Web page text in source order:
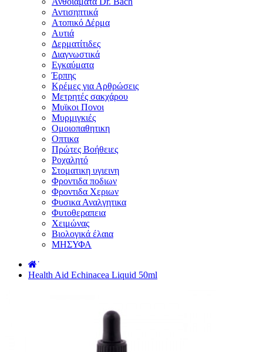
Αντισηπτικά
Ατοπικό Δέρμα
Αυτιά
Δερματίτιδες
Διαγνωστικά
Εγκαύματα
Έρπης
Κρέμες για Αρθρώσεις
Μετρητές σακχάρου
Μυϊκοι Πονοι
Μυρμιγκιές
Ομοιοπαθητικη
Οπτικα
Πρώτες Βοήθειες
Ροχαλητό
Στοματικη υγιεινη
Φροντιδα ποδιων
Φροντιδα Χεριων
Φυσικα Αναλγητικα
Φυτοθεραπεια
Χειμώνας
Βιολογικά έλαια
ΜΗΣΥΦΑ
˙
Health Aid Echinacea Liquid 50ml